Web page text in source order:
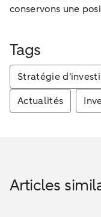
conservons une
Tags
Stratégie
Actualités
Articles